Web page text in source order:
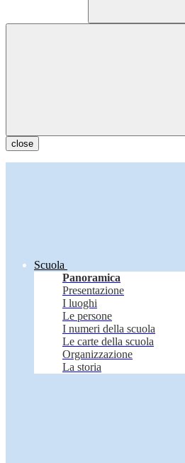
close
Scuola
Panoramica
Presentazione
I luoghi
Le persone
I numeri della scuola
Le carte della scuola
Organizzazione
La storia